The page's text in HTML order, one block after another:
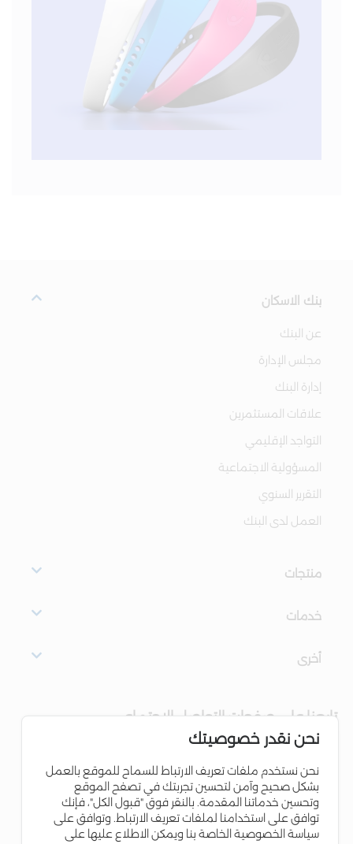
بنك الاسكان
عن البنك
مجلس الإدارة
إدارة البنك
علاقات المستثمرين
التواجد الإقليمي
المسؤولية الاجتماعية
التقرير السنوي
العمل لدى البنك
منتجات
خدمات
أخرى
تابعنا على صفحات التواصل الاجتماعي
نحن نقدر خصوصيتك
نحن نستخدم ملفات تعريف الارتباط للسماح للموقع بالعمل
بشكل صحيح وآمن لتحسين تجربتك في تصفح الموقع
وتحسين خدماتنا المقدمة. بالنقر فوق "قبول الكل"، فإنك
توافق على استخدامنا لملفات تعريف الارتباط. وتوافق على
سياسة الخصوصية الخاصة بنا ويمكن الاطلاع عليها على